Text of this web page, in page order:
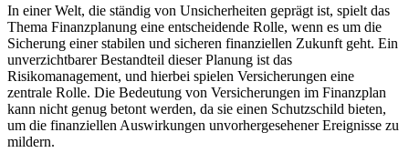
In einer Welt, die ständig von Unsicherheiten geprägt ist, spielt das
Thema Finanzplanung eine entscheidende Rolle, wenn es um die
Sicherung einer stabilen und sicheren finanziellen Zukunft geht. Ein
unverzichtbarer Bestandteil dieser Planung ist das
Risikomanagement, und hierbei spielen Versicherungen eine
zentrale Rolle. Die Bedeutung von Versicherungen im Finanzplan
kann nicht genug betont werden, da sie einen Schutzschild bieten,
um die finanziellen Auswirkungen unvorhergesehener Ereignisse zu
mildern.